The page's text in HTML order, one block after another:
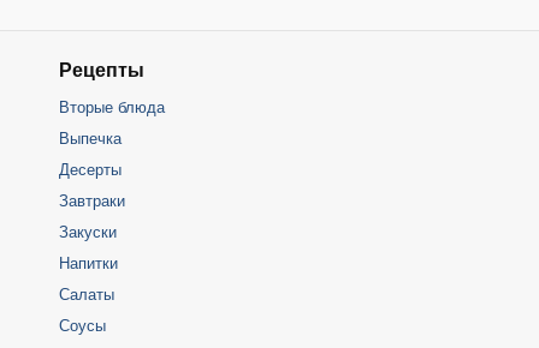
Рецепты
Вторые блюда
Выпечка
Десерты
Завтраки
Закуски
Напитки
Салаты
Соусы